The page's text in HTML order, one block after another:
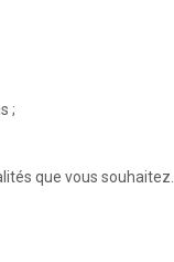
;
que vous souhaitez.